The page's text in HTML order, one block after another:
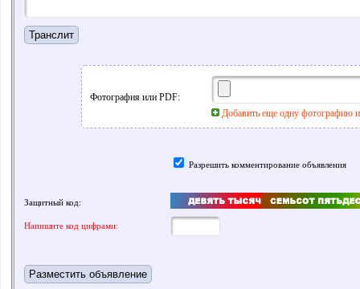
Фотография или PDF:
Добавить еще одну фотографию
Разрешить комментирование объявления
Защитный код:
Напишите код цифрами: